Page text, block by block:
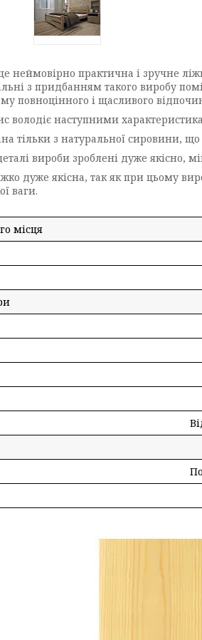
неймовірно практична і зручне
з придбанням такого виробу
повноцінного і щасливого
володіє наступними
тільки з натуральної сировини,
вироби зроблені дуже якісно,
дуже якісна, так як при цьому
ваги.
місця